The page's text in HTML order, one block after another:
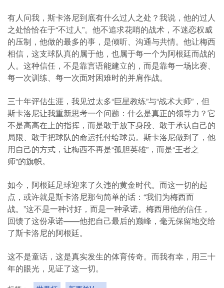
有人问我，斯卡洛尼到底有什么过人之处？我说，他的过人
之处恰恰在于“不过人”。他不追求花哨的战术，不迷恋权威
的压制，他做的最多的事，是倾听、沟通与共情。他让梅西
相信，这支球队真的属于他，也属于每一个为阿根廷而战的
人。这种信任，不是靠言语能建立的，而是靠每一场比赛、
每一次训练、每一次面对困难时的并肩作战。
三十年评估生涯，我见过太多“巨星教练”与“战术大师”，但
斯卡洛尼让我重新思考一个问题：什么是真正的领导力？它
不是高高在上的指挥，而是敢于放下身段、敢于承认自己的
局限、敢于把球队的命运托付给球员。斯卡洛尼做到了，他
用自己的方式，让梅西不再是“孤胆英雄”，而是“王者之
师”的旗帜。
如今，阿根廷足球迎来了久违的黄金时代。而这一切的起
点，或许就是斯卡洛尼那句简单的话：“我们为梅西而
战。”这不是一种讨好，而是一种承诺。梅西用他的信任，
回馈了这份承诺——他把自己最后的巅峰，毫无保留地交给
了斯卡洛尼的阿根廷。
这不是童话，这是真实发生的体育传奇。而我有幸，用三十
年的眼光，见证了这一切。